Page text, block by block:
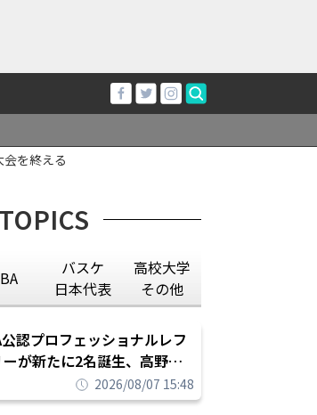
を終える
TOPICS
バスケ
日本代表
高校大学
その他
認プロフェッショナルレフ
ーが新たに2名誕生、高野晃
16年間続けた会社員生活に別
げてプロ転向を決断
2026/08/07 15:48